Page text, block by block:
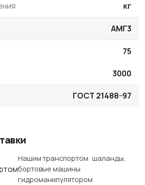
кг
АМГ3
75
3000
ГОСТ 21488-97
Нашим транспортом: шаланды,
бортовые машины
гидроманипулятором